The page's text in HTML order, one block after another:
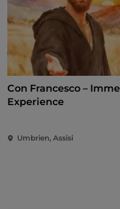
Con Francesco –
Experience
Umbrien, Assisi